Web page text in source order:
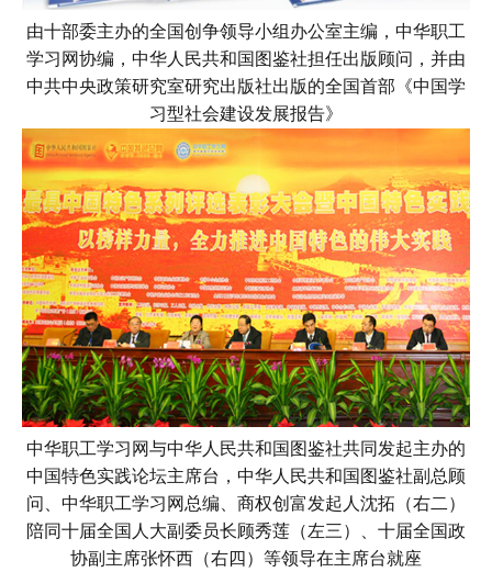
由十部委主办的全国创争领导小组办公室主编，中华职工
学习网协编，中华人民共和国图鉴社担任出版顾问，并由
中共中央政策研究室研究出版社出版的全国首部《中国学
习型社会建设发展报告》
中华职工学习网与中华人民共和国图鉴社共同发起主办的
中国特色实践论坛主席台，中华人民共和国图鉴社副总顾
问、中华职工学习网总编、商权创富发起人沈拓（右二）
陪同十届全国人大副委员长顾秀莲（左三）、十届全国政
协副主席张怀西（右四）等领导在主席台就座